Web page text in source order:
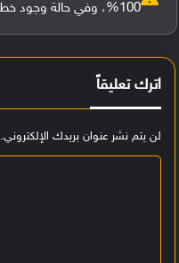
100%، وفي حالة وجود خطأ يُرجى
اترك تعليقاً
لن يتم نشر عنوان بريدك الإلكتروني.